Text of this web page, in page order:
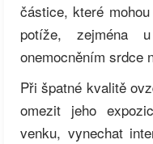
částice, které
potíže, zejména
onemocněním srdce
Při špatné kvalitě
omezit jeho
venku, vynechat